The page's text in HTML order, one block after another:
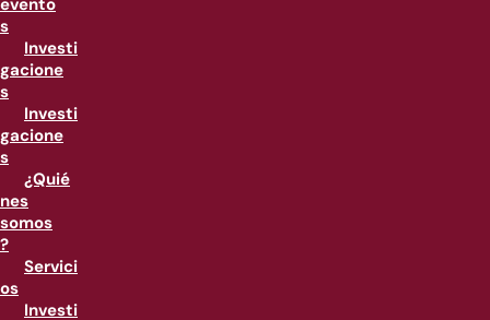
evento
s
Investi
gacione
s
Investi
gacione
s
¿Quié
nes
somos
?
Servici
os
Investi